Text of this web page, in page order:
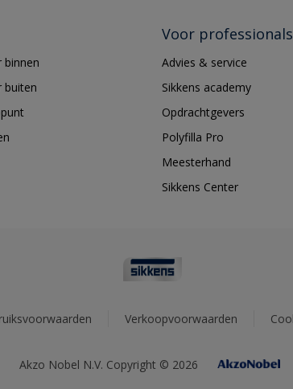
binnen
buiten
Voor professionals
Advies & service
Sikkens academy
Opdrachtgevers
Polyfilla Pro
Meesterhand
Sikkens Center
Verkoopvoorwaarden
Akzo Nobel N.V. Copyright © 2026